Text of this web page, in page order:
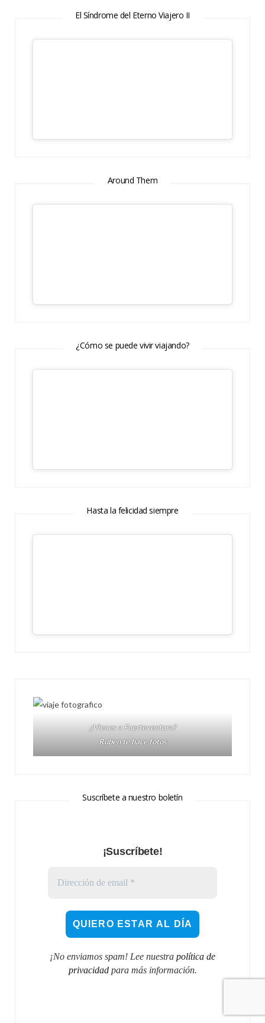
El Síndrome del Eterno Viajero II
Around Them
¿Cómo se puede vivir viajando?
Hasta la felicidad siempre
¿Vienes a Fuerteventura?
Ruben te hace fotos
Suscríbete a nuestro boletín
¡Suscríbete!
¡No enviamos spam! Lee nuestra política de
privacidadpara más información.